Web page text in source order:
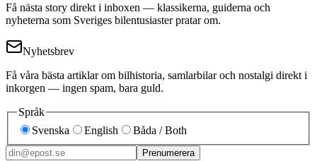
Få nästa story direkt i inboxen — klassikerna, guiderna och
nyheterna som Sveriges bilentusiaster pratar om.
Nyhetsbrev
Få våra bästa artiklar om bilhistoria, samlarbilar och nostalgi direkt i
inkorgen — ingen spam, bara guld.
Språk
Svenska
English Båda / Both
Prenumerera